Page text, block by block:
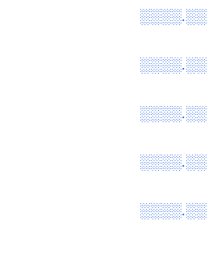
░░░░.░░
░░░░.░░
░░░░.░░
░░░░.░░
░░░░.░░